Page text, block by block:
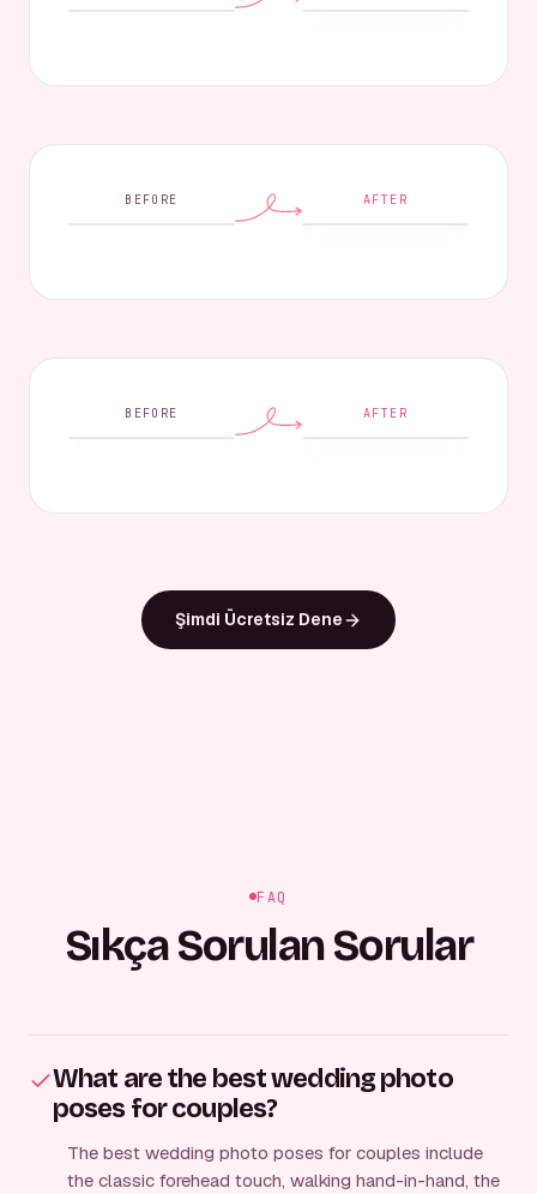
BEFORE AFTER
BEFORE AFTER
Şimdi Ücretsiz Dene
FAQ
Sıkça Sorulan Sorular
What are the best wedding photo
poses for couples?
The best wedding photo poses for couples include
the classic forehead touch, walking hand-in-hand, the